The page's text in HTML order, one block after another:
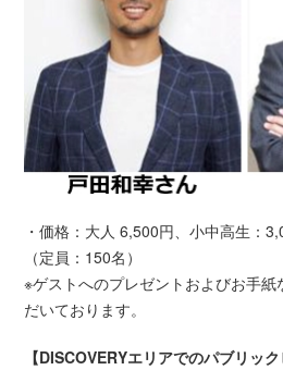
・価格：大人 6,500円、小中高生：
（定員：150名）
※ゲストへのプレゼントおよびお手
だいております。
【DISCOVERYエリアでのパブリック